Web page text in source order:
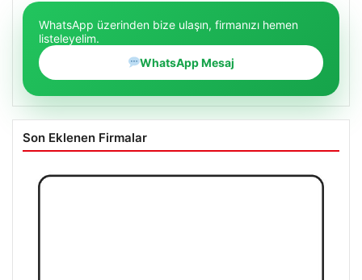
WhatsApp üzerinden bize ulaşın, firmanızı hemen
listeleyelim.
WhatsApp Mesaj
Son Eklenen Firmalar